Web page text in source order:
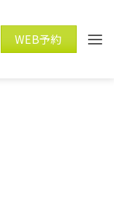
WEB予約